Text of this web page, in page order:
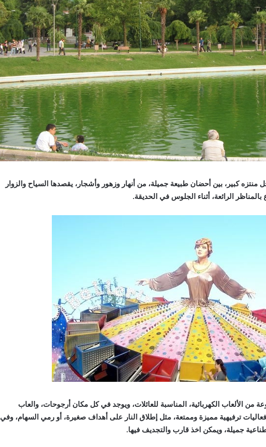
منتزه كبير، بين أحضان طبيعة جميلة، من أنهار وزهور وأشجار، يقصدها السياح والزوار
بالمناظر الرائعة، أثناء الجلوس في الحديقة.
من الألعاب الكهربائية، المناسبة للعائلات، ويوجد في كل مكان أرجوحات، والعاب
ترفيهية مميزة وممتعة، مثل إطلاق النار على أهداف صغيرة، أو رمي السهام، وفي
جميلة، ويمكن اخذ قارب والتجديف فيها.